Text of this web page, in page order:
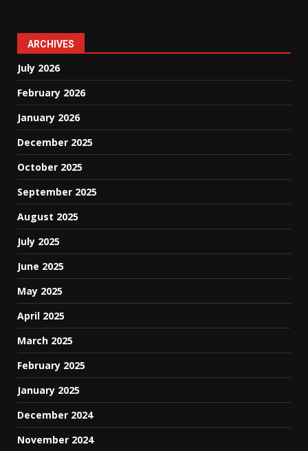
ARCHIVES
July 2026
February 2026
January 2026
December 2025
October 2025
September 2025
August 2025
July 2025
June 2025
May 2025
April 2025
March 2025
February 2025
January 2025
December 2024
November 2024